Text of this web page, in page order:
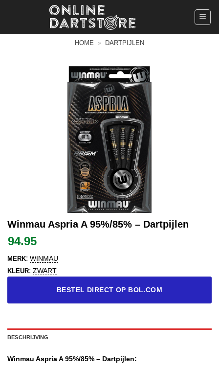
HOME » DARTPIJLEN
Winmau Aspria A 95%/85% – Dartpijlen
94.95
MERK: WINMAU
KLEUR: ZWART
BESTEL DIRECT OP BOL.COM
BESCHRIJVING
Winmau Aspria A 95%/85% – Dartpijlen: